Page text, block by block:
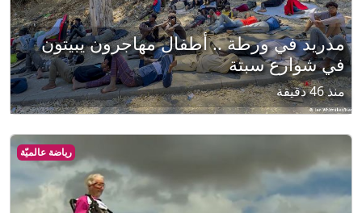
مدريد في ورطة .. أطفال مهاجرون يبيتون
في شوارع سبتة
منذ 46 دقيقة
رياضة عالميّة